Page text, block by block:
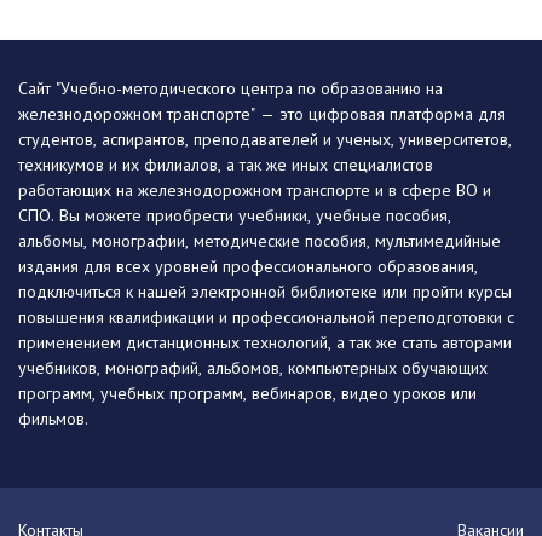
Сайт "Учебно-методического центра по образованию на
железнодорожном транспорте" — это цифровая платформа для
студентов, аспирантов, преподавателей и ученых, университетов,
техникумов и их филиалов, а так же иных специалистов
работающих на железнодорожном транспорте и в сфере ВО и
СПО. Вы можете приобрести учебники, учебные пособия,
альбомы, монографии, методические пособия, мультимедийные
издания для всех уровней профессионального образования,
подключиться к нашей электронной библиотеке или пройти курсы
повышения квалификации и профессиональной переподготовки с
применением дистанционных технологий, а так же стать авторами
учебников, монографий, альбомов, компьютерных обучающих
программ, учебных программ, вебинаров, видео уроков или
фильмов.
Контакты Вакансии